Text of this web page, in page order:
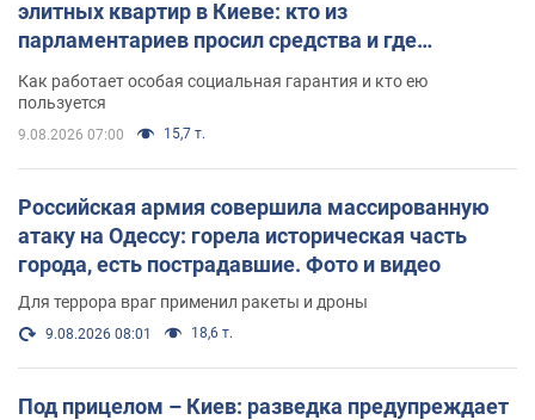
элитных квартир в Киеве: кто из
парламентариев просил средства и где
поселился
Как работает особая социальная гарантия и кто ею
пользуется
9.08.2026 07:00 15,7 т.
Российская армия совершила массированную
атаку на Одессу: горела историческая часть
города, есть пострадавшие. Фото и видео
Для террора враг применил ракеты и дроны
9.08.2026 08:01 18,6 т.
Под прицелом – Киев: разведка предупреждает